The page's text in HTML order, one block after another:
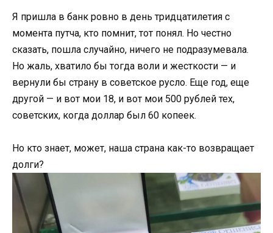
Я пришла в банк ровно в день тридцатилетия с
момента путча, кто помнит, тот понял. Но честно
сказать, пошла случайно, ничего не подразумевала.
Но жаль, хватило бы тогда воли и жесткости — и
вернули бы страну в советское русло. Еще год, еще
другой — и вот мои 18, и вот мои 500 рублей тех,
советских, когда доллар был 60 копеек.
Но кто знает, может, наша страна как-то возвращает
долги?